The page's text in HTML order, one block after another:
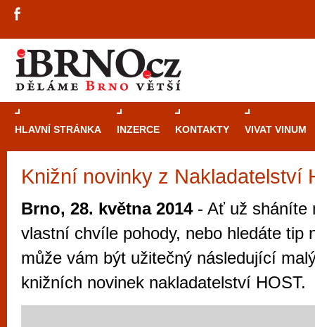
HLAVNÍ STRÁNKA INZERCE KONTAKTY VIVAT VINUM
Knižní novinky z Nakladatelství
Brno, 28. května 2014- Ať už sháníte
vlastní chvíle pohody, nebo hledáte tip
může vám být užitečný následující
knižních novinek nakladatelství HOST.
Průvodce
Brně: Od
automaty
Brno je
zajímavé
restaurace,
Mimo jiné je ale také místem, kde si